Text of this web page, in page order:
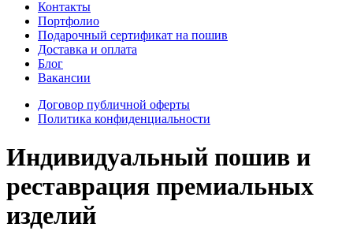
Контакты
Портфолио
Подарочный сертификат на пошив
Доставка и оплата
Блог
Вакансии
Договор публичной оферты
Политика конфиденциальности
Индивидуальный пошив и
реставрация премиальных
изделий